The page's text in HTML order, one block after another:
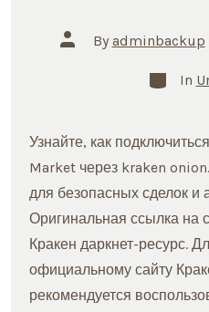
Post
author
By adminbackup
In
Узнайте, как
Market через kraken
для безопасных сделок и
Оригинальная ссылка на
Кракен даркнет-ресурс.
официальному сайту
рекомендуется